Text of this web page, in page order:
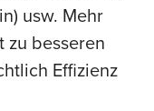
usw. Mehr
besseren
Effizienz